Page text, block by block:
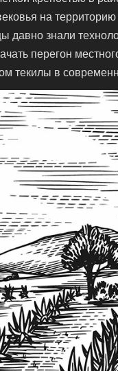
на
знали
перегон
текилы в